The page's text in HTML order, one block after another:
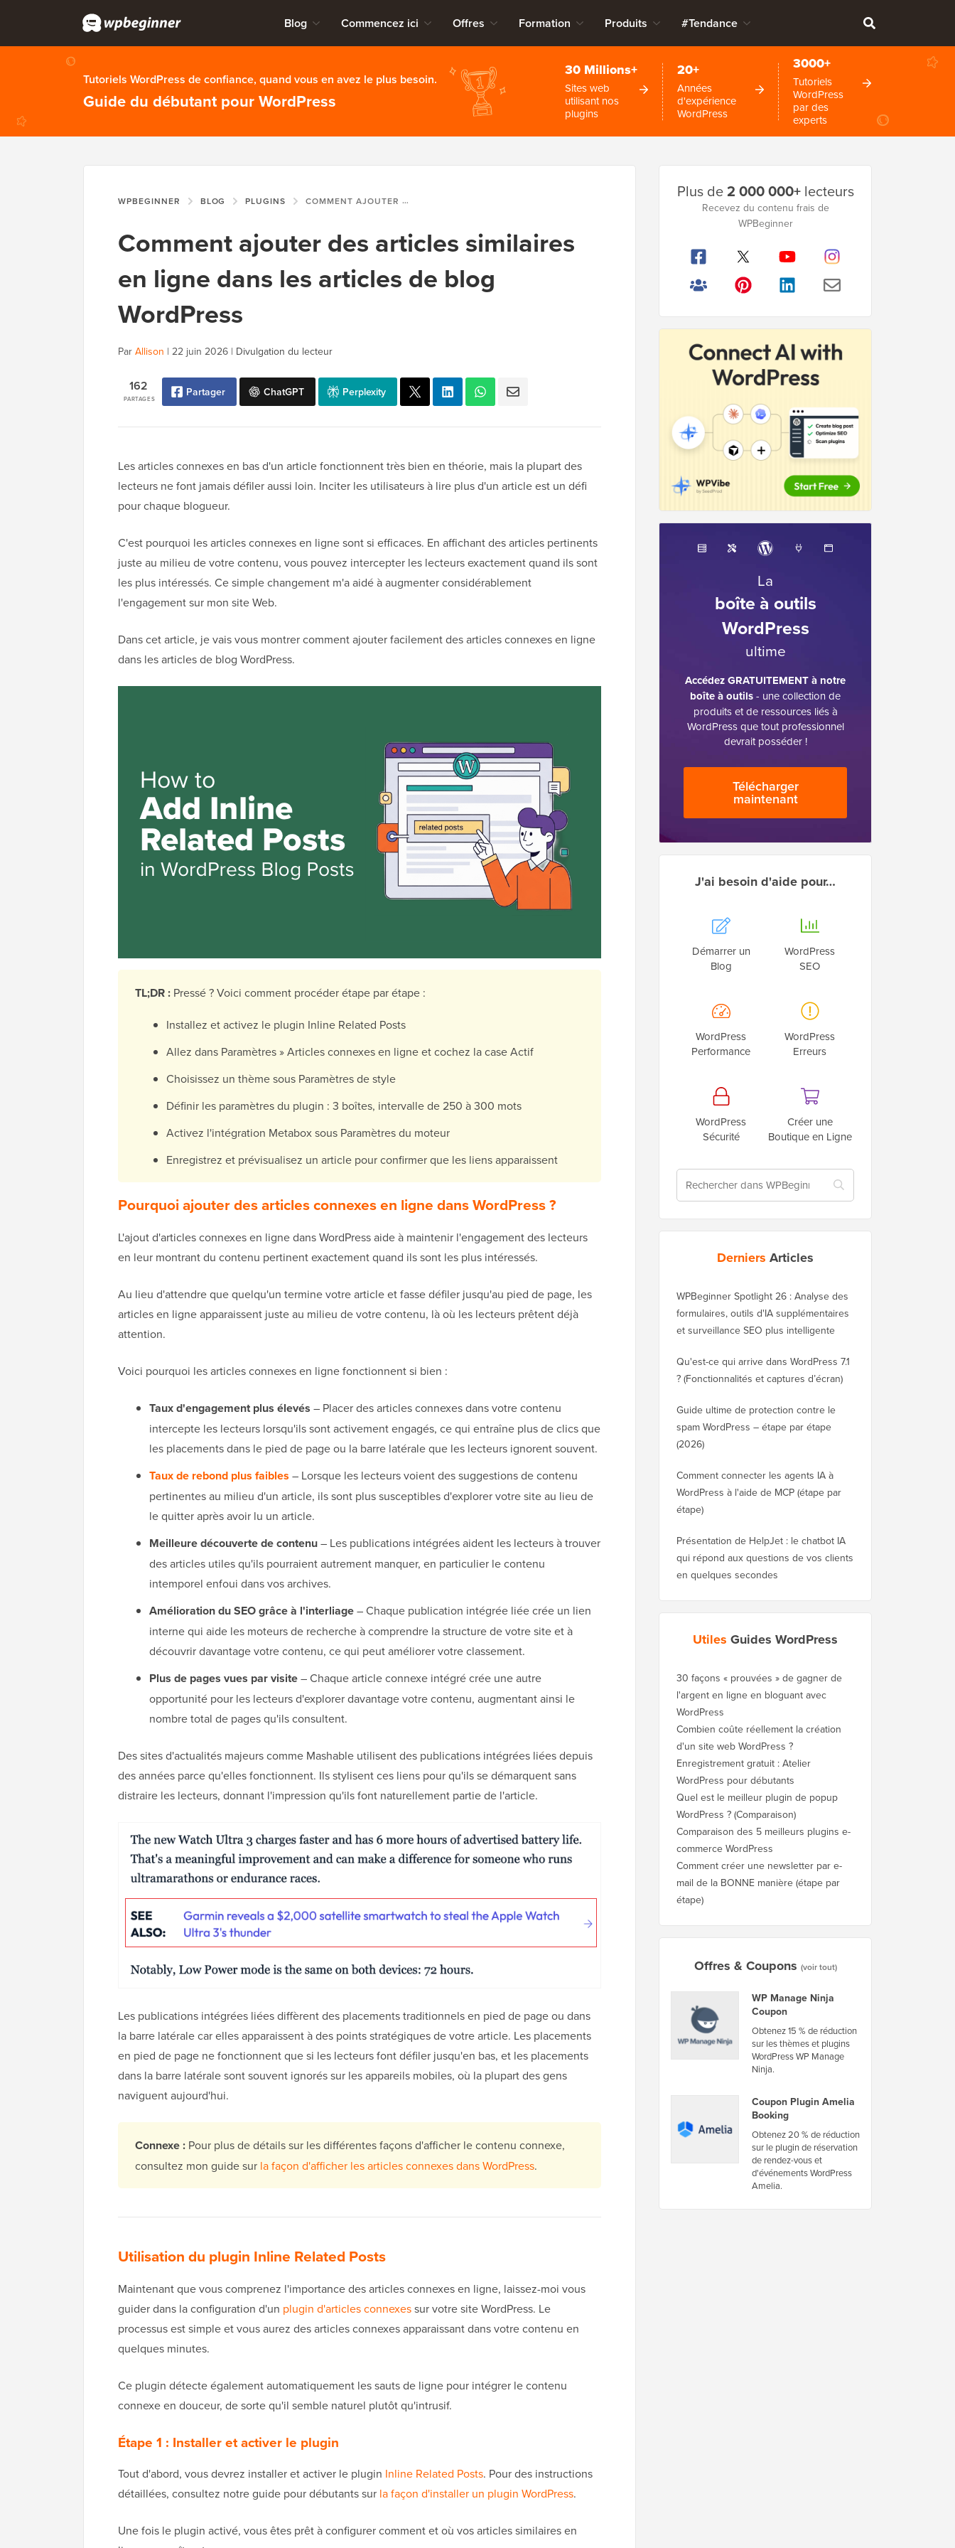
Blog Commencez ici Offres Formation Produits #Tendance
Tutoriels WordPress de confiance, quand vous en avez le plus besoin.
Guide du débutant pour WordPress
30 Millions+
Sites web
utilisant nos
plugins
20+
Années
d'expérience
WordPress
3000+
Tutoriels
WordPress
par des
experts
WPBEGINNER BLOG PLUGINS COMMENT AJOUTER DES ARTICLES SIMILAIRES EN LIGNE DANS LES ARTICLES DE BLOG WORDPRESS
Comment ajouter des articles similaires
en ligne dans les articles de blog
WordPress
Par Allison | 22 juin 2026 | Divulgation du lecteur
PARTAGES
162 Partager ChatGPT Perplexity
Les articles connexes en bas d'un article fonctionnent très bien en théorie, mais la plupart des
lecteurs ne font jamais défiler aussi loin. Inciter les utilisateurs à lire plus d'un article est un défi
pour chaque blogueur.
C'est pourquoi les articles connexes en ligne sont si efficaces. En affichant des articles pertinents
juste au milieu de votre contenu, vous pouvez intercepter les lecteurs exactement quand ils sont
les plus intéressés. Ce simple changement m'a aidé à augmenter considérablement
l'engagement sur mon site Web.
Dans cet article, je vais vous montrer comment ajouter facilement des articles connexes en ligne
dans les articles de blog WordPress.
TL;DR : Pressé ? Voici comment procéder étape par étape :
Installez et activez le plugin Inline Related Posts
Allez dans Paramètres » Articles connexes en ligne et cochez la case Actif
Choisissez un thème sous Paramètres de style
Définir les paramètres du plugin : 3 boîtes, intervalle de 250 à 300 mots
Activez l'intégration Metabox sous Paramètres du moteur
Enregistrez et prévisualisez un article pour confirmer que les liens apparaissent
Pourquoi ajouter des articles connexes en ligne dans WordPress ?
L'ajout d'articles connexes en ligne dans WordPress aide à maintenir l'engagement des lecteurs
en leur montrant du contenu pertinent exactement quand ils sont les plus intéressés.
Au lieu d'attendre que quelqu'un termine votre article et fasse défiler jusqu'au pied de page, les
articles en ligne apparaissent juste au milieu de votre contenu, là où les lecteurs prêtent déjà
attention.
Voici pourquoi les articles connexes en ligne fonctionnent si bien :
Taux d'engagement plus élevés – Placer des articles connexes dans votre contenu
intercepte les lecteurs lorsqu'ils sont activement engagés, ce qui entraîne plus de clics que
les placements dans le pied de page ou la barre latérale que les lecteurs ignorent souvent.
Taux de rebond plus faibles – Lorsque les lecteurs voient des suggestions de contenu
pertinentes au milieu d'un article, ils sont plus susceptibles d'explorer votre site au lieu de
le quitter après avoir lu un article.
Meilleure découverte de contenu– Les publications intégrées aident les lecteurs à trouver
des articles utiles qu'ils pourraient autrement manquer, en particulier le contenu
intemporel enfoui dans vos archives.
Amélioration du SEO grâce à l'interliage– Chaque publication intégrée liée crée un lien
interne qui aide les moteurs de recherche à comprendre la structure de votre site et à
découvrir davantage votre contenu, ce qui peut améliorer votre classement.
Plus de pages vues par visite– Chaque article connexe intégré crée une autre
opportunité pour les lecteurs d'explorer davantage votre contenu, augmentant ainsi le
nombre total de pages qu'ils consultent.
Des sites d'actualités majeurs comme Mashable utilisent des publications intégrées liées depuis
des années parce qu'elles fonctionnent. Ils stylisent ces liens pour qu'ils se démarquent sans
distraire les lecteurs, donnant l'impression qu'ils font naturellement partie de l'article.
Les publications intégrées liées diffèrent des placements traditionnels en pied de page ou dans
la barre latérale car elles apparaissent à des points stratégiques de votre article. Les placements
en pied de page ne fonctionnent que si les lecteurs font défiler jusqu'en bas, et les placements
dans la barre latérale sont souvent ignorés sur les appareils mobiles, où la plupart des gens
naviguent aujourd'hui.
Connexe : Pour plus de détails sur les différentes façons d'afficher le contenu connexe,
consultez mon guide sur la façon d'afficher les articles connexes dans WordPress.
Utilisation du plugin Inline Related Posts
Maintenant que vous comprenez l'importance des articles connexes en ligne, laissez-moi vous
guider dans la configuration d'un plugin d'articles connexessur votre site WordPress. Le
processus est simple et vous aurez des articles connexes apparaissant dans votre contenu en
quelques minutes.
Ce plugin détecte également automatiquement les sauts de ligne pour intégrer le contenu
connexe en douceur, de sorte qu'il semble naturel plutôt qu'intrusif.
Étape 1 : Installer et activer le plugin
Tout d'abord, vous devrez installer et activer le plugin Inline Related Posts. Pour des instructions
détaillées, consultez notre guide pour débutants sur la façon d'installer un plugin WordPress.
Une fois le plugin activé, vous êtes prêt à configurer comment et où vos articles similaires en
latérale
Plus de2 000 000+lecteurs
Recevez du contenu frais de
WPBeginner
La
boîte à outils
WordPress
ultime
Accédez GRATUITEMENT à notre
boîte à outils- une collection de
produits et de ressources liés à
WordPress que tout professionnel
devrait posséder !
Télécharger
maintenant
J'ai besoin d'aide pour…
Démarrer un
Blog
WordPress
SEO
WordPress
Performance
WordPress
Erreurs
WordPress
Sécurité
Créer une
Boutique en Ligne
Derniers Articles
WPBeginner Spotlight 26 : Analyse des
formulaires, outils d'IA supplémentaires
et surveillance SEO plus intelligente
Qu'est-ce qui arrive dans WordPress 7.1
? (Fonctionnalités et captures d’écran)
Guide ultime de protection contre le
spam WordPress – étape par étape
(2026)
Comment connecter les agents IA à
WordPress à l'aide de MCP (étape par
étape)
Présentation de HelpJet : le chatbot IA
qui répond aux questions de vos clients
en quelques secondes
Utiles Guides WordPress
30 façons « prouvées » de gagner de
l'argent en ligne en bloguant avec
WordPress
Combien coûte réellement la création
d'un site web WordPress ?
Enregistrement gratuit : Atelier
WordPress pour débutants
Quel est le meilleur plugin de popup
WordPress ? (Comparaison)
Comparaison des 5 meilleurs plugins e-
commerce WordPress
Comment créer une newsletter par e-
mail de la BONNE manière (étape par
étape)
Offres & Coupons (voir tout)
WP Manage Ninja
Coupon
Obtenez 15 % de réduction
sur les thèmes et plugins
WordPress WP Manage
Ninja.
Coupon Plugin Amelia
Booking
Obtenez 20 % de réduction
sur le plugin de réservation
de rendez-vous et
d'événements WordPress
Amelia.